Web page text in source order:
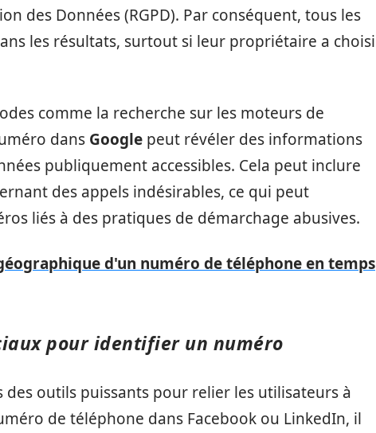
des Données (RGPD). Par conséquent, tous les
les résultats, surtout si leur propriétaire a choisi
comme la recherche sur les moteurs de
dans Google peut révéler des informations
publiquement accessibles. Cela peut inclure
des appels indésirables, ce qui peut
liés à des pratiques de démarchage abusives.
d'un numéro de téléphone en temps
pour identifier un numéro
des outils puissants pour relier les utilisateurs à
de téléphone dans Facebook ou LinkedIn, il